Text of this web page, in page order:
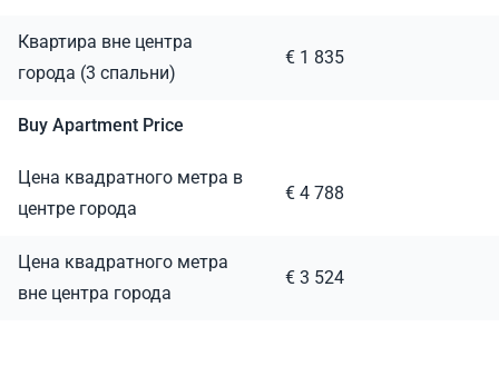
Квартира вне центра
города (3 спальни)
€ 1 835
Buy Apartment Price
Цена квадратного метра в
центре города
€ 4 788
Цена квадратного метра
вне центра города
€ 3 524